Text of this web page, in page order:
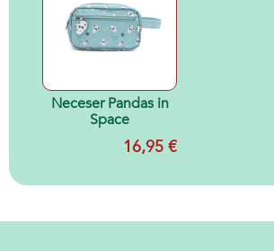
Neceser Pandas in
Space
16,95 €